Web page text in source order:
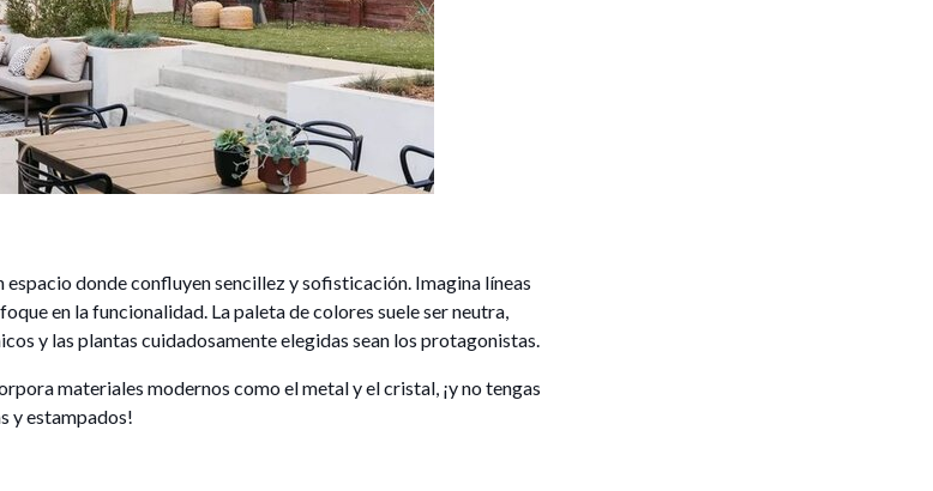
donde confluyen sencillez y sofisticación. Imagina líneas
en la funcionalidad. La paleta de colores suele ser neutra,
y las plantas cuidadosamente elegidas sean los protagonistas.
materiales modernos como el metal y el cristal, ¡y no tengas
y estampados!